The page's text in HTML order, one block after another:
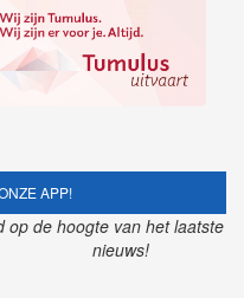
APP!
op de hoogte van het laatste
nieuws!